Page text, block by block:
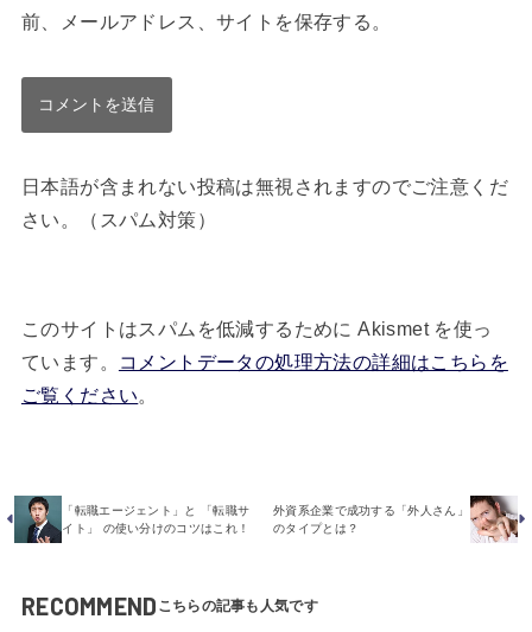
前、メールアドレス、サイトを保存する。
日本語が含まれない投稿は無視されますのでご注意くだ
さい。（スパム対策）
このサイトはスパムを低減するために Akismet を使っ
ています。
コメントデータの処理方法の詳細はこちらを
ご覧ください。
「転職エージェント」と 「転職サ
イト」 の使い分けのコツはこれ！
外資系企業で成功する「外人さん」
のタイプとは？
RECOMMEND